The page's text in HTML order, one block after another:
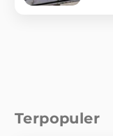
Terpopuler